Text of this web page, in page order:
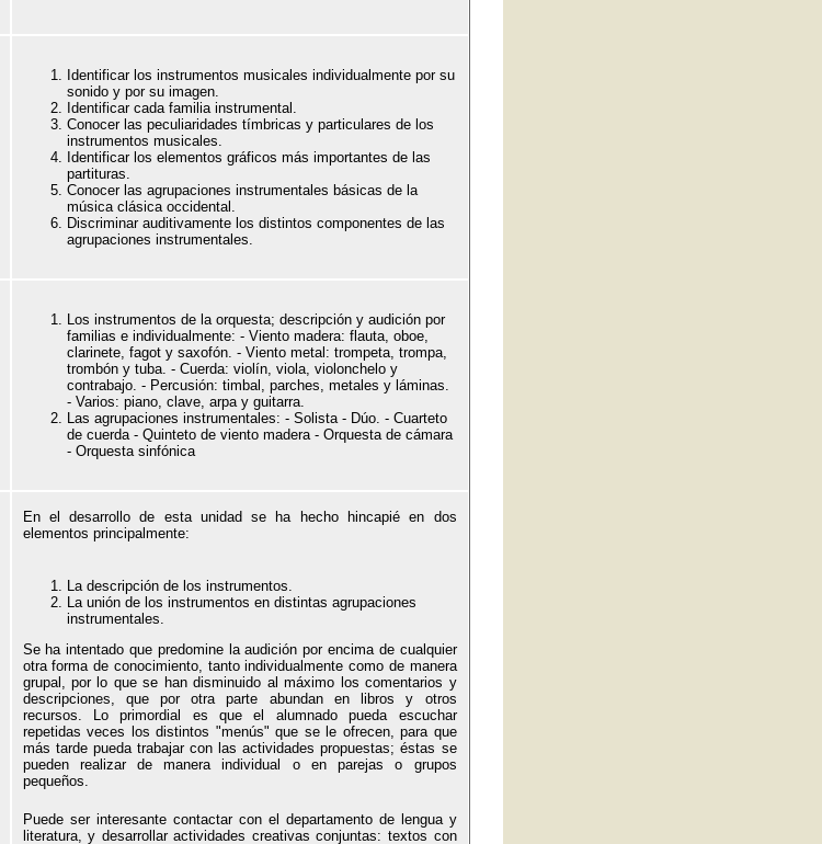
Identificar los instrumentos musicales individualmente por su
sonido y por su imagen.
Identificar cada familia instrumental.
Conocer las peculiaridades tímbricas y particulares de los
instrumentos musicales.
Identificar los elementos gráficos más importantes de las
partituras.
Conocer las agrupaciones instrumentales básicas de la
música clásica occidental.
Discriminar auditivamente los distintos componentes de las
agrupaciones instrumentales.
Los instrumentos de la orquesta; descripción y audición por
familias e individualmente: - Viento madera: flauta, oboe,
clarinete, fagot y saxofón. - Viento metal: trompeta, trompa,
trombón y tuba. - Cuerda: violín, viola, violonchelo y
contrabajo. - Percusión: timbal, parches, metales y láminas.
- Varios: piano, clave, arpa y guitarra.
Las agrupaciones instrumentales: - Solista - Dúo. - Cuarteto
de cuerda - Quinteto de viento madera - Orquesta de cámara
- Orquesta sinfónica
En el desarrollo de esta unidad se ha hecho hincapié en dos
elementos principalmente:
La descripción de los instrumentos.
La unión de los instrumentos en distintas agrupaciones
instrumentales.
Se ha intentado que predomine la audición por encima de cualquier
otra forma de conocimiento, tanto individualmente como de manera
grupal, por lo que se han disminuido al máximo los comentarios y
descripciones, que por otra parte abundan en libros y otros
recursos. Lo primordial es que el alumnado pueda escuchar
repetidas veces los distintos "menús" que se le ofrecen, para que
más tarde pueda trabajar con las actividades propuestas; éstas se
pueden realizar de manera individual o en parejas o grupos
pequeños.
Puede ser interesante contactar con el departamento de lengua y
literatura, y desarrollar actividades creativas conjuntas: textos con